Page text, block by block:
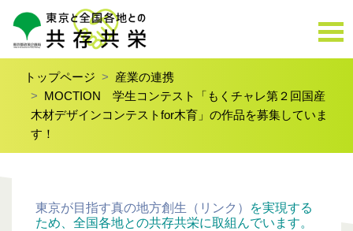
トップページ
産業の連携
MOCTION 学生コンテスト「もくチャレ第２回国産
木材デザインコンテストfor木育」の作品を募集していま
す！
東京が目指す真の地方創生（リンク）
を実現する
ため、全国各地との共存共栄に取組んでいます。